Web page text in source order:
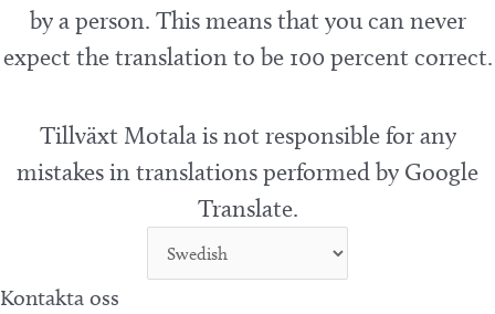
by a person. This means that you can never
expect the translation to be 100 percent correct.
Tillväxt Motala is not responsible for any
mistakes in translations performed by Google
Translate.
Kontakta oss